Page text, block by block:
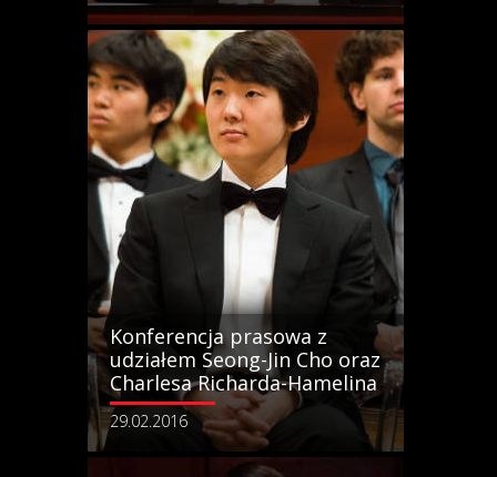
Konferencja prasowa z
udziałem Seong-Jin Cho oraz
Charlesa Richarda-Hamelina
29.02.2016